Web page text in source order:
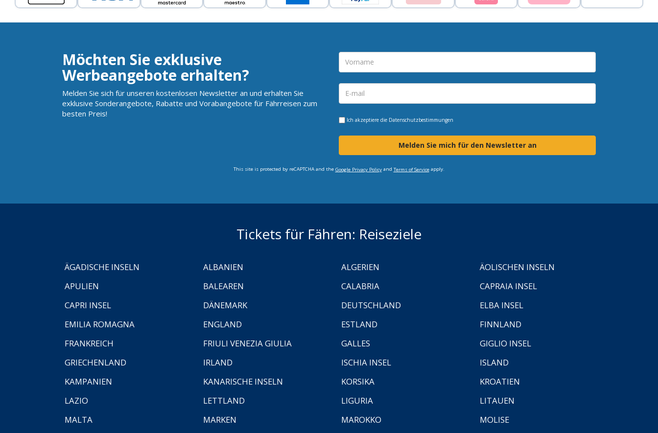
Möchten Sie exklusive
Werbeangebote erhalten?
Melden Sie sich für unseren kostenlosen Newsletter an und erhalten Sie
exklusive Sonderangebote, Rabatte und Vorabangebote für Fährreisen zum
besten Preis!
Ich akzeptiere die Datenschutzbestimmungen
Melden Sie mich für den Newsletter an
This site is protected by reCAPTCHA and the Google Privacy Policyand Terms of Serviceapply.
Tickets für Fähren: Reiseziele
ÄGADISCHE INSELN ALBANIEN ALGERIEN
ÄOLISCHEN INSELN
APULIEN
BALEAREN CALABRIA
CAPRAIA INSEL
CAPRI INSEL
DÄNEMARK DEUTSCHLAND
ELBA INSEL
EMILIA ROMAGNA
ENGLAND ESTLAND
FINNLAND
FRANKREICH
FRIULI VENEZIA GIULIA GALLES
GIGLIO INSEL
GRIECHENLAND
IRLAND ISCHIA INSEL
ISLAND
KAMPANIEN
KANARISCHE INSELN KORSIKA
KROATIEN
LAZIO
LETTLAND LIGURIA
LITAUEN
MALTA
MARKEN MAROKKO
MOLISE